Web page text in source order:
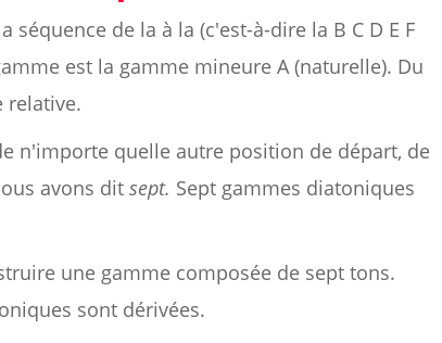
de la à la (c'est-à-dire la B C D E F
est la gamme mineure A (naturelle). Du
relative.
n'importe quelle autre position de départ, de
avons ditsept. Sept gammes diatoniques
une gamme composée de sept tons.
sont dérivées.